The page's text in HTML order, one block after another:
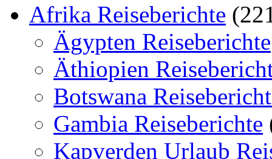
Afrika Reiseberichte
Ägypten Reiseberichte
Äthiopien
Botswana
Gambia Reiseberichte
Kapverden Urlaub